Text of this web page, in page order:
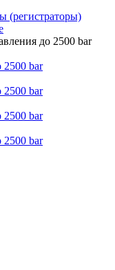
(регистраторы)
до 2500 bar